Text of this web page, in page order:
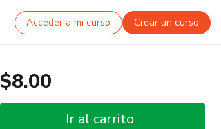
Acceder a mi curso Crear un curso
$8.00
Ir al carrito